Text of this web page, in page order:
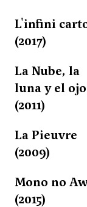
L'infini
(2017)
La Nube, la
luna y el ojo
(2011)
La Pieuvre
(2009)
Mono no
(2015)